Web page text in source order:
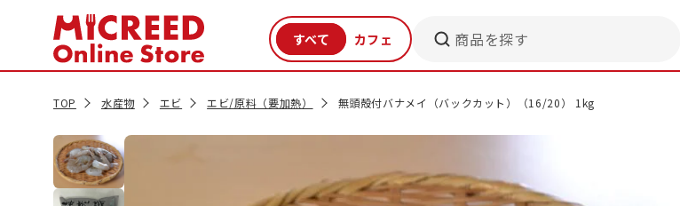
商品を探す
TOP 水産物 エビ エビ/原料（要加熱） 無頭殻付バナメイ（バックカット）（16/20） 1kg